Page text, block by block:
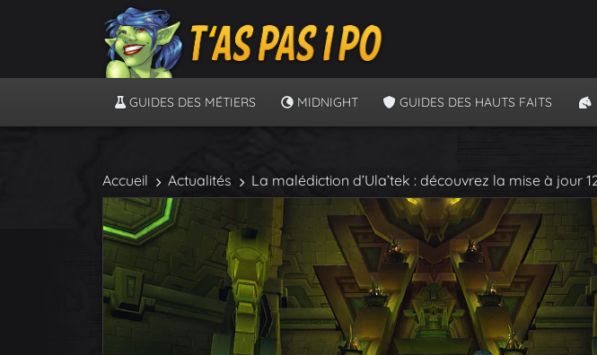
GUIDES DES MÉTIERS MIDNIGHT GUIDES DES HAUTS FAITS
Accueil Actualités La malédiction d’Ula’tek : découvrez la mise à jour